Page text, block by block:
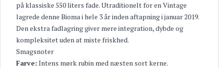
på klassiske 550 liters fade. Utraditionelt for en Vintage
lagrede denne Bioma i hele 3 år inden aftapning i januar 2019.
Den ekstra fadlagring giver mere integration, dybde og
kompleksitet uden at miste friskhed.
Smagsnoter
Farve: Intens mørk rubin med næsten sort kerne.